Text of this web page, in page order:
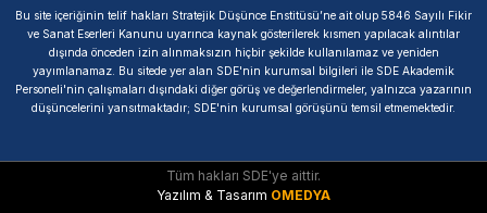
Bu site içeriğinin telif hakları Stratejik Düşünce Enstitüsü’ne ait olup 5846 Sayılı Fikir
ve Sanat Eserleri Kanunu uyarınca kaynak gösterilerek kısmen yapılacak alıntılar
dışında önceden izin alınmaksızın hiçbir şekilde kullanılamaz ve yeniden
yayımlanamaz. Bu sitede yer alan SDE'nin kurumsal bilgileri ile SDE Akademik
Personeli'nin çalışmaları dışındaki diğer görüş ve değerlendirmeler, yalnızca yazarının
düşüncelerini yansıtmaktadır; SDE'nin kurumsal görüşünü temsil etmemektedir.
Tüm hakları SDE'ye aittir.
Yazılım & Tasarım OMEDYA